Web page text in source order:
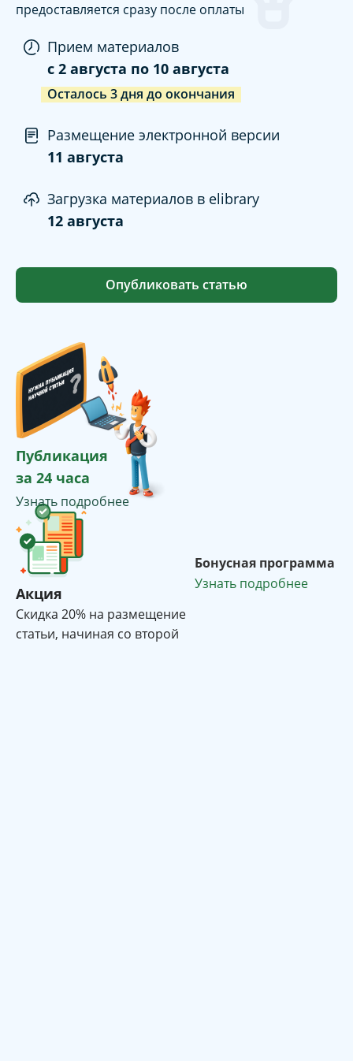
предоставляется сразу после оплаты
Прием материалов
c 2 августа по 10 августа
Осталось 3дня до окончания
Размещение электронной версии
11 августа
Загрузка материалов в elibrary
12 августа
Опубликовать статью
Публикация
за 24 часа
Узнать подробнее
Акция
Cкидка 20% на размещение
статьи, начиная со второй
Бонусная программа
Узнать подробнее